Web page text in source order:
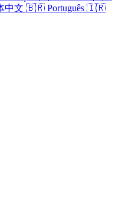
文 🇧🇷 Português 🇮🇷